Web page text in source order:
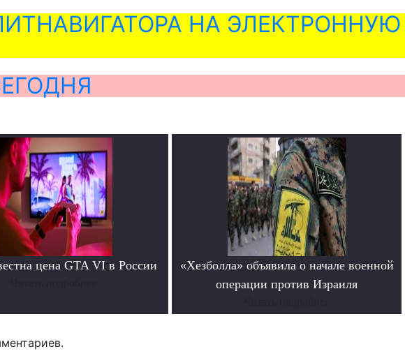
НА ЭЛЕКТРОННУЮ
цена GTA VI в России
«Хезболла» объявила о начале военной
операции против Израиля